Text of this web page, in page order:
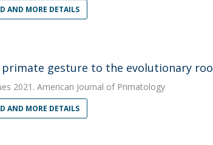
AND MORE DETAILS
primate gesture to the evolutionary
2021. American Journal of Primatology
AND MORE DETAILS